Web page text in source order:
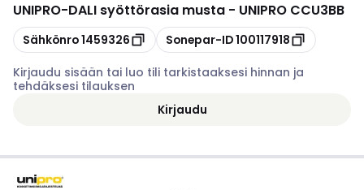
UNIPRO-DALI syöttörasia musta - UNIPRO CCU3BB
Kopioi
Sähkönro1459326 Kopioi
Sonepar-ID100117918
Kirjaudu sisään tai luo tili tarkistaaksesi hinnan ja
tehdäksesi tilauksen
Kirjaudu